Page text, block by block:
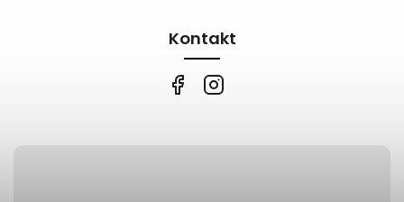
Kontakt